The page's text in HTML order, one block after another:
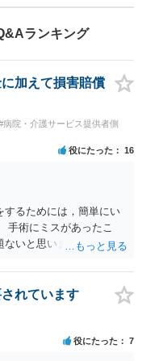
らう前に、職場の上司
す。
ランキング
加えて損害賠償
病院・介護サービス提供者側
役にたった 16
するためには，簡単にい
術にミスがあったこ
ないと思います。 ② 手
たこと ④ 仕事を休まな
発生したこと ⑤ マスク
きる精神的な損害が発生
のご指摘なさる「相当
とまでは責任追及ができ
術前と比べて見た目が著
れています
役にたった 7